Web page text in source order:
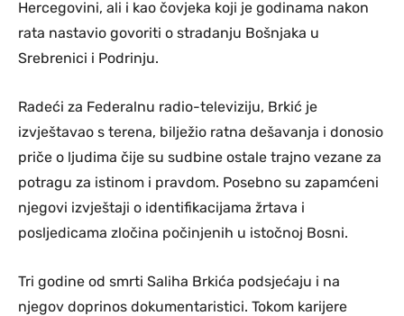
Hercegovini, ali i kao čovjeka koji je godinama nakon
rata nastavio govoriti o stradanju Bošnjaka u
Srebrenici i Podrinju.
Radeći za Federalnu radio-televiziju, Brkić je
izvještavao s terena, bilježio ratna dešavanja i donosio
priče o ljudima čije su sudbine ostale trajno vezane za
potragu za istinom i pravdom. Posebno su zapamćeni
njegovi izvještaji o identifikacijama žrtava i
posljedicama zločina počinjenih u istočnoj Bosni.
Tri godine od smrti Saliha Brkića podsjećaju i na
njegov doprinos dokumentaristici. Tokom karijere